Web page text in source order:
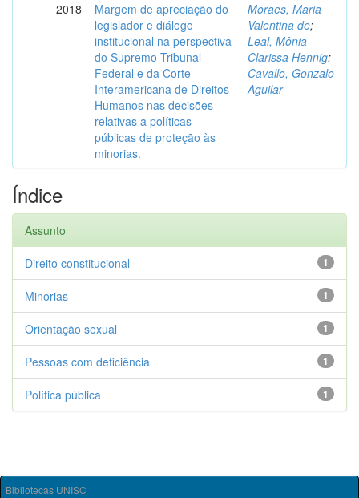
2018
Margem de apreciação do
legislador e diálogo
institucional na perspectiva
do Supremo Tribunal
Federal e da Corte
Interamericana de Direitos
Humanos nas decisões
relativas a políticas
públicas de proteção às
minorias.
Moraes, Maria
Valentina de;
Leal, Mônia
Clarissa Hennig;
Cavallo, Gonzalo
Aguilar
Índice
Assunto
1
Direito constitucional
1
Minorias
1
Orientação sexual
1
Pessoas com deficiência
1
Política pública
Bibliotecas UNISC